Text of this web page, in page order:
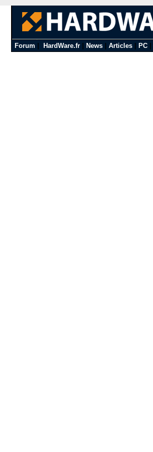
Forum HardWare.fr| News| Articles| PC|